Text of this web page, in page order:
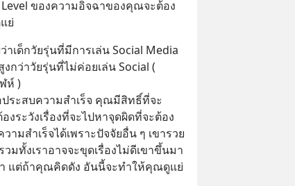
ของความอิจฉาของคุณจะต้อง
ย่
เด็กวัยรุ่นที่มีการเล่น Social Media
กว่าวัยรุ่นที่ไม่ค่อยเล่น Social (
ห์ )
ระสบความสำเร็จ คุณมีสิทธิ์ที่จะ
งระวังเรื่องที่จะไปหาจุดผิดที่จะต้อง
ามสำเร็จได้เพราะปัจจัยอื่น ๆ เขารวย
มทั้งเราอาจจะขุดเรื่องไม่ดีเขาขึ้นมา
แต่ถ้าคุณคิดดัง อันนี้จะทำให้คุณดูแย่